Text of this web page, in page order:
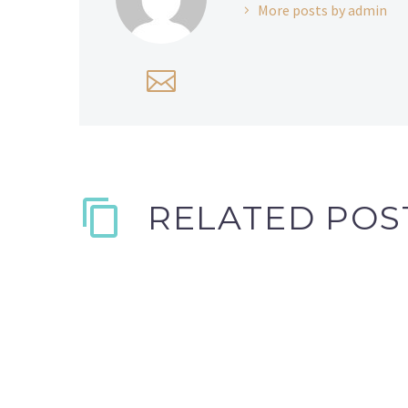
More posts by admin
RELATED